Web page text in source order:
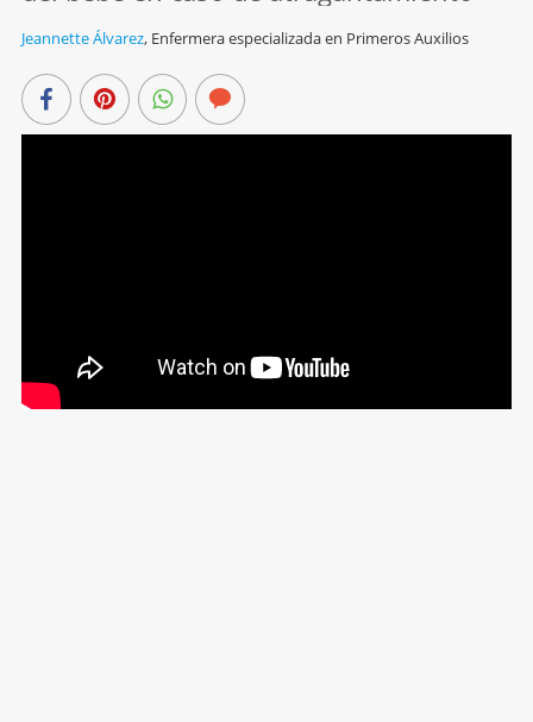
Jeannette Álvarez, Enfermera especializada en Primeros Auxilios